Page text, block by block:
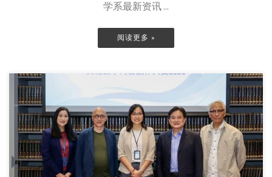
学系最新资讯 ...
阅读更多 »
7月30日，香港珠海 […]